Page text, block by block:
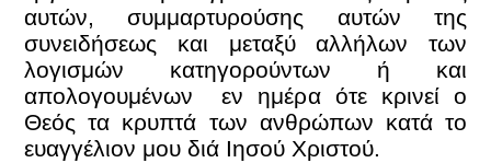
αυτών, συμμαρτυρούσης αυτών της
συνειδήσεως και μεταξύ αλλήλων των
λογισμών κατηγορούντων ή και
απολογουμένων εν ημέρα ότε κρινεί ο
Θεός τα κρυπτά των ανθρώπων κατά το
ευαγγέλιον μου διά Ιησού Χριστού.